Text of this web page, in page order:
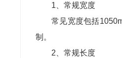
1、常规宽度
常见宽度包括
制。
2、常规长度